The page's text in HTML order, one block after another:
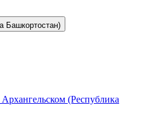
Башкортостан)
(Республика